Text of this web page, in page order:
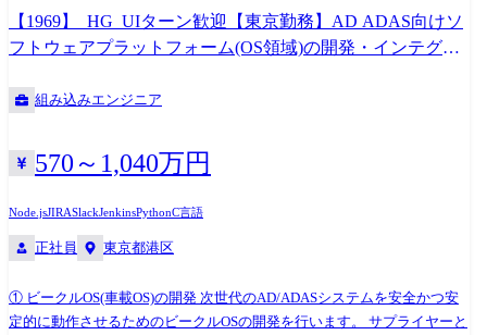
ット、営業資料をはじめとしたサービスや事業活動に関連したさまざま
な業務(企画、コピーライティング、デザイン、ディレクションなど) ・
イベントクリエイティブの開発(キービジュアル制作、会場装飾のコンセ
影ディレクション(静止画・動画など) ※ 担当業務は個人の特性やキャリ
スの例 ・Sansan Innovation Summit ・Sansan KBCオーガスタゴルフトー
ナメント ・Sansan Innovation Community ・「Sansan」(サービスサイト)
ル:Adobe CC(Photoshop、Illustrator、InDesignなど)、Figma、Microsoft
開発言語・環境:HTML、SCSS、JavaScript、TypeScript、React(Next.js)、
PHP(WordPress/Laravel)、AWS、Docker(rancher)、microCMSなど ※ コー
【1969】_HG_UIターン歓迎【東京勤務】AD ADAS向けソ
フトウェアプラットフォーム(OS領域)の開発・インテグレ
組み込みエンジニア
570～1,040万円
Node.jsJIRASlackJenkinsPythonC言語
正社員 東京都港区
① ビークルOS(車載OS)の開発 次世代のAD/ADASシステムを安全かつ安
定的に動作させるためのビークルOSの開発を行います。 サプライヤーと